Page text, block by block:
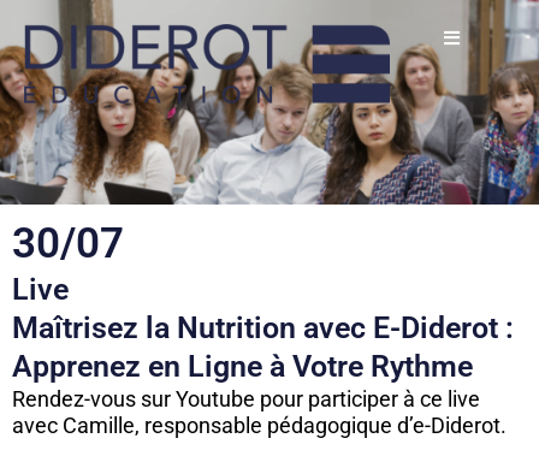
contenu
30/07
Live
Maîtrisez la Nutrition avec E-Diderot :
Apprenez en Ligne à Votre Rythme
Rendez-vous sur Youtube pour participer à ce live
avec Camille, responsable pédagogique d’e-Diderot.